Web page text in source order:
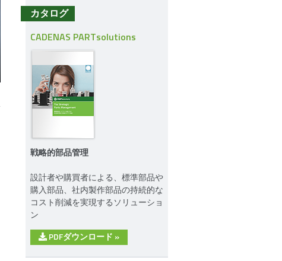
カタログ
CADENAS PARTsolutions
戦略的部品管理
設計者や購買者による、標準部品や
購入部品、社内製作部品の持続的な
コスト削減を実現するソリューショ
ン
PDFダウンロード »